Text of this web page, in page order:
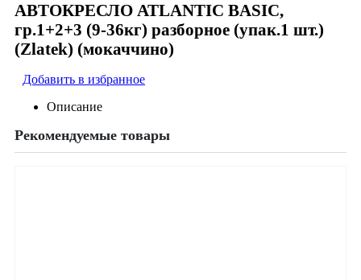
АВТОКРЕСЛО ATLANTIC BASIC,
гр.1+2+3 (9-36кг) разборное (упак.1 шт.)
(Zlatek) (мокаччино)
Добавить в избранное
Описание
Рекомендуемые товары